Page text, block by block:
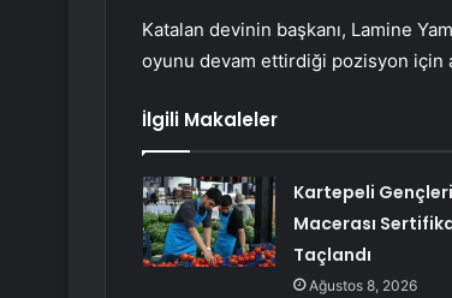
Katalan devinin başkanı, Lamine
oyunu devam ettirdiği pozisyon için
İlgili Makaleler
Kartepeli
Macerası
Taçlandı
Ağustos 8, 2026